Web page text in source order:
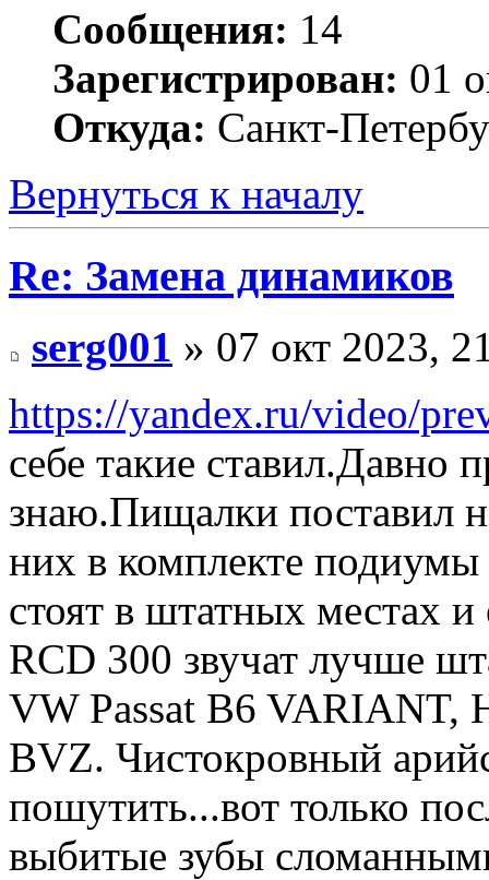
Сообщения: 14
Зарегистрирован: 01
Откуда: Санкт-
Вернуться к началу
Re: Замена динамиков
serg001 » 07 окт 2023,
https://yandex.ru/video/
себе такие ставил.Давно
знаю.Пищалки поставил
них в комплекте
стоят в штатных местах
RCD 300 звучат лучше
VW Passat B6 VARIANT,
BVZ. Чистокровный
пошутить...вот только
выбитые зубы